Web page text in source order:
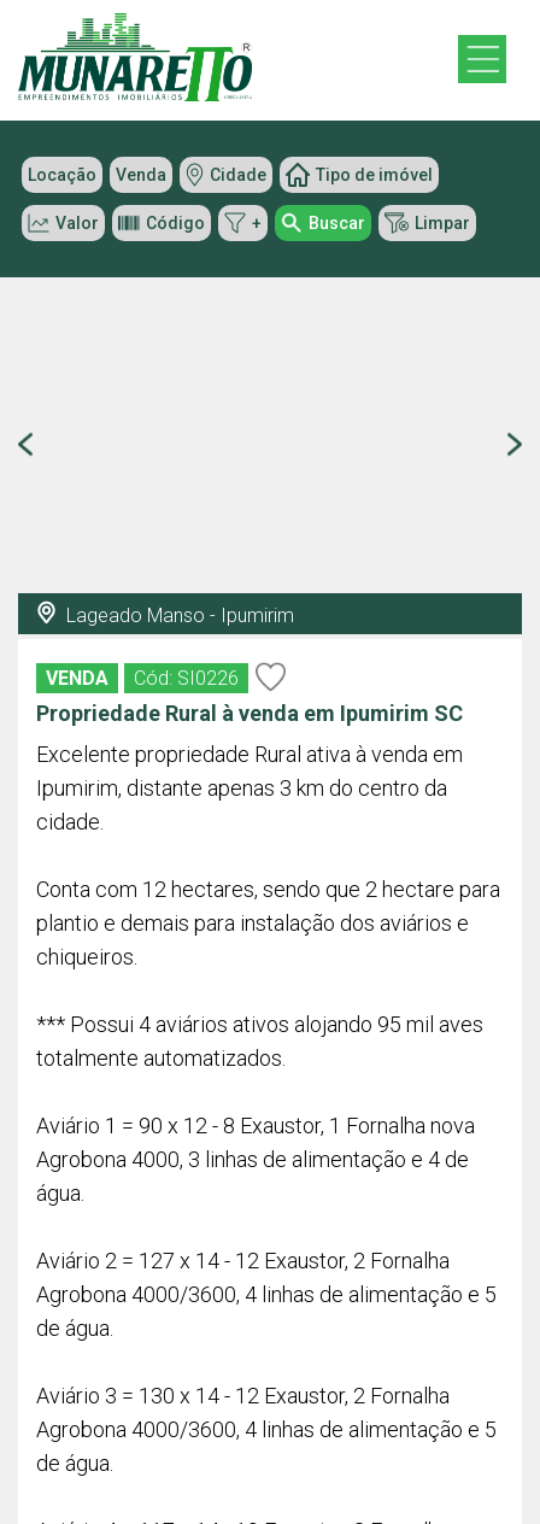
Locação Venda Cidade Tipo de imóvel
Valor Código + Buscar Limpar
Lageado Manso - Ipumirim
VENDA Cód: SI0226
Propriedade Rural à venda em Ipumirim SC
Excelente propriedade Rural ativa à venda em
Ipumirim, distante apenas 3 km do centro da
cidade.
Conta com 12 hectares, sendo que 2 hectare para
plantio e demais para instalação dos aviários e
chiqueiros.
*** Possui 4 aviários ativos alojando 95 mil aves
totalmente automatizados.
Aviário 1 = 90 x 12 - 8 Exaustor, 1 Fornalha nova
Agrobona 4000, 3 linhas de alimentação e 4 de
água.
Aviário 2 = 127 x 14 - 12 Exaustor, 2 Fornalha
Agrobona 4000/3600, 4 linhas de alimentação e 5
de água.
Aviário 3 = 130 x 14 - 12 Exaustor, 2 Fornalha
Agrobona 4000/3600, 4 linhas de alimentação e 5
de água.